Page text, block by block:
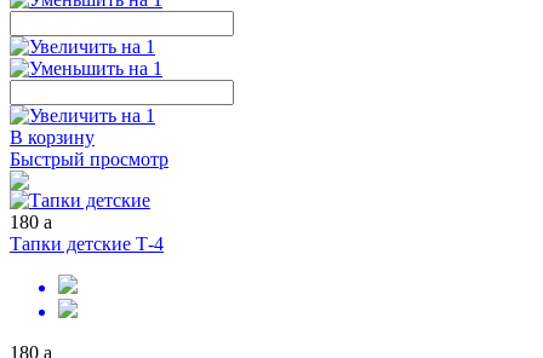
В корзину
Быстрый просмотр
180 a
Тапки детские Т-4
180 a